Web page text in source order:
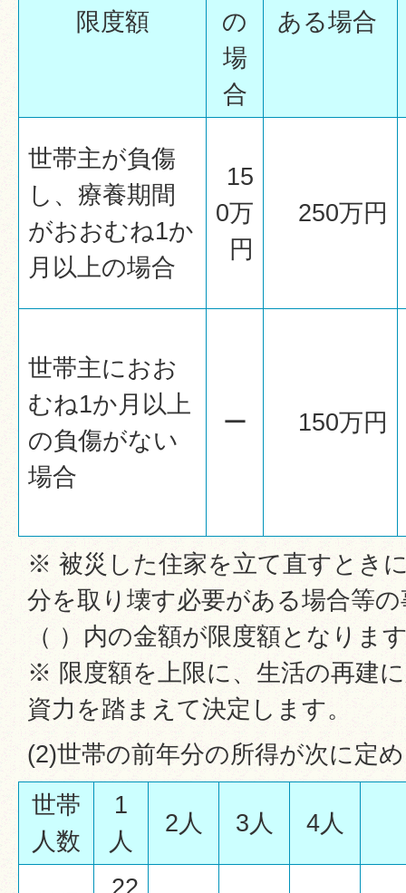
限度額
の
場
合
ある場合
世帯主が負傷
し、療養期間
がおおむね1か
月以上の場合
15
0万
円
250万円
世帯主におお
むね1か月以上
の負傷がない
場合
ー 150万円
※ 被災した住家を立て直すとき
分を取り壊す必要がある場合等
（ ）内の金額が限度額となりま
※ 限度額を上限に、生活の再建
資力を踏まえて決定します。
(2)世帯の前年分の所得が次に定
世帯
人数
1
人
2人 3人 4人
22